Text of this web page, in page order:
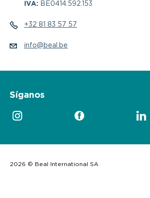
IVA: BE0414.592.153
+32 81 83 57 57
info@beal.be
Síganos
2026 © Beal International SA